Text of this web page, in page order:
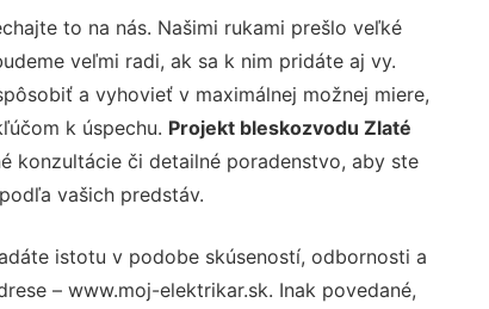
to na nás. Našimi rukami prešlo veľké
veľmi radi, ak sa k nim pridáte aj vy.
a vyhovieť v maximálnej možnej miere,
k úspechu. Projekt bleskozvodu Zlaté
konzultácie či detailné poradenstvo, aby ste
vašich predstáv.
istotu v podobe skúseností, odbornosti a
– www.moj-elektrikar.sk. Inak povedané,